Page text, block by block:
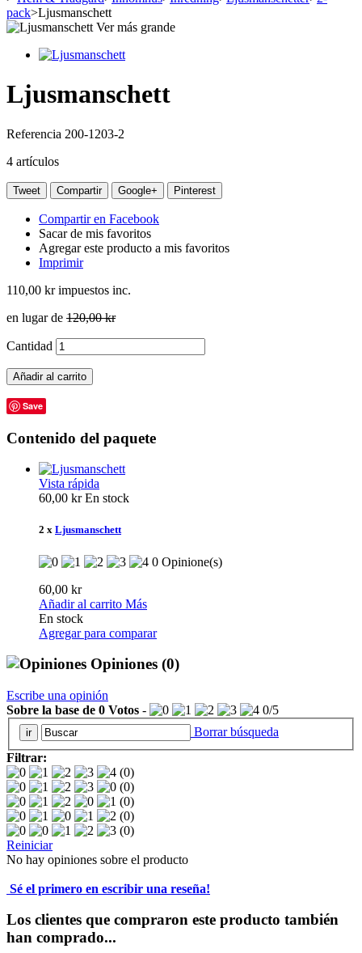
pack>Ljusmanschett
Ver más grande
Ljusmanschett
Referencia 200-1203-2
4 artículos
Tweet Compartir Google+ Pinterest
Compartir en Facebook
Sacar de mis favoritos
Agregar este producto a mis favoritos
Imprimir
110,00 krimpuestos inc.
en lugar de 120,00 kr
Cantidad
Añadir al carrito
Save
Contenido del paquete
Vista rápida
60,00 krEn stock
2 x Ljusmanschett
0 Opinione(s)
60,00 kr
Añadir al carrito Más
En stock
Agregar para comparar
Opiniones (0)
Escribe una opinión
Sobre la base de 0 Votos - 0/5
Borrar búsqueda
Filtrar:
(0)
(0)
(0)
(0)
(0)
Reiniciar
No hay opiniones sobre el producto
Sé el primero en escribir una reseña!
Los clientes que compraron este producto también
han comprado...